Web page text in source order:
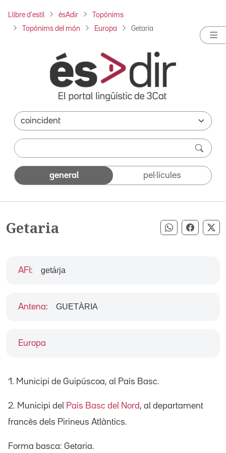
Llibre d'estil ésAdir Topònims
Topònims del món Europa Getaria
general pel·lícules
Getaria Compartir
Europa
AFI : getáɾja
Antena: GUETÀRIA
1. Municipi de Guipúscoa, al País Basc.
2. Municipi del País Basc del Nord, al departament
francès dels Pirineus Atlàntics.
Forma basca: Getaria.